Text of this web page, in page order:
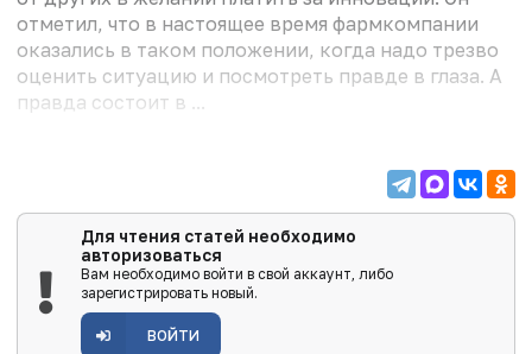
отметил, что в настоящее время фармкомпании
оказались в таком положении, когда надо трезво
оценить ситуацию и посмотреть правде в глаза. А
правда состоит в ...
Для чтения статей необходимо
авторизоваться
Вам необходимо войти в свой аккаунт, либо
зарегистрировать новый.
ВОЙТИ